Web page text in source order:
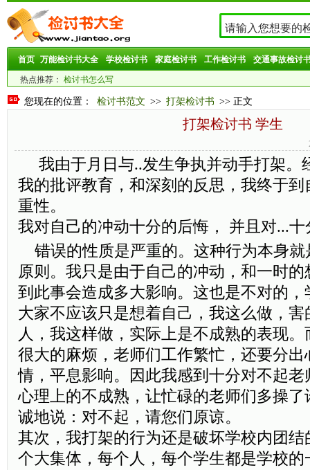
首页 万能检讨书大全 学校检讨书 家庭检讨书 工作检讨书 交通事故检讨
热点推荐： 检讨书怎么写
您现在的位置： 检讨书范文 >> 打架检讨书 >> 正文
打架检讨书 学生
我由于月日与..发生争执并动手打架。
我的批评教育，和深刻的反思，我终于
重性。
我对自己的冲动十分的后悔， 并且对...十
错误的性质是严重的。这种行为本身就
原则。我只是由于自己的冲动，和一时
到此事会造成多大影响。这也是不对的
大家不应该只是想着自己，我这么做，
人，我这样做，实际上是不成熟的表现
很大的麻烦，老师们工作繁忙，还要分
情，平息影响。因此我感到十分对不起
心理上的不成熟，让忙碌的老师们多操
诚地说：对不起，请您们原谅。
其次，我打架的行为还是破坏学校内团
个大集体，每个人，每个学生都是学校